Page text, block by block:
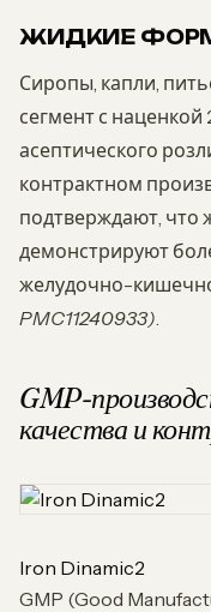
ЖИДКИЕ
Сиропы, капли,
сегмент с
асептического
контрактном
подтверждают, что
демонстрируют
желудочно-
PMC11240933).
GMP-
качества и
Iron Dinamic2
GMP (Good